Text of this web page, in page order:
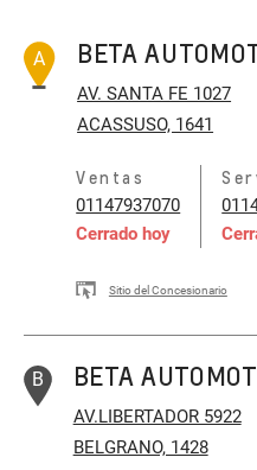
A BETA
AV. SANTA FE 1027
ACASSUSO, 1641
Ventas
01147937070
Cerrado hoy
Sitio del Concesionario
B BETA
AV.LIBERTADOR 5922
BELGRANO, 1428